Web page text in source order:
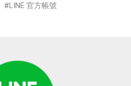
LINE 官方帳號